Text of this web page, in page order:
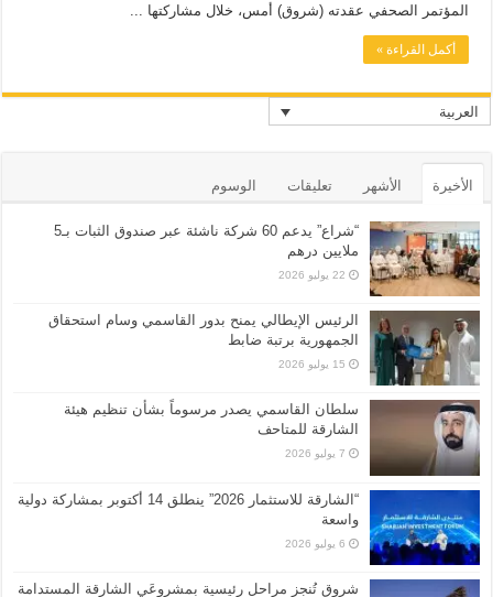
المؤتمر الصحفي عقدته (شروق) أمس، خلال مشاركتها ...
أكمل القراءة »
العربية
الأخيرة الأشهر تعليقات الوسوم
“شراع” يدعم 60 شركة ناشئة عبر صندوق الثبات بـ5
ملايين درهم
22 يوليو 2026
الرئيس الإيطالي يمنح بدور القاسمي وسام استحقاق
الجمهورية برتبة ضابط
15 يوليو 2026
سلطان القاسمي يصدر مرسوماً بشأن تنظيم هيئة
الشارقة للمتاحف
7 يوليو 2026
“الشارقة للاستثمار 2026” ينطلق 14 أكتوبر بمشاركة دولية
واسعة
6 يوليو 2026
شروق تُنجز مراحل رئيسية بمشروعَي الشارقة المستدامة